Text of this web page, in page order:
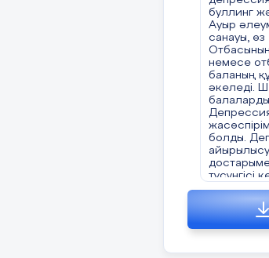
буллинг
Ауыр
санауы, өз
немесе
баланың
әкеледі.
болды.
түсүнгісі
Ата-
Өтпелі
болып
деп